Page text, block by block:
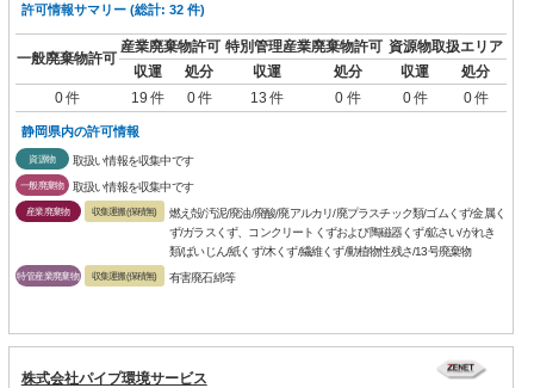
許可情報サマリー (総計: 32 件)
一般廃棄物許可
産業廃棄物許可 特別管理産業廃棄物許可 資源物取扱エリア
収運
処分 収運 処分 収運
処分
0 件
19 件 0 件 13 件 0 件 0 件 0 件
静岡県内の許可情報
資源物 取扱い情報を収集中です
一般廃棄物 取扱い情報を収集中です
産業廃棄物 収集運搬(保積無)
燃え殻/汚泥/廃油/廃酸/廃アルカリ/廃プラスチック類/ゴムくず/金属く
ず/ガラスくず、コンクリートくずおよび陶磁器くず/鉱さい/がれき
類/ばいじん/紙くず/木くず/繊維くず/動植物性残さ/13号廃棄物
特管産業廃棄物 収集運搬(保積無) 有害廃石綿等
株式会社パイプ環境サービス